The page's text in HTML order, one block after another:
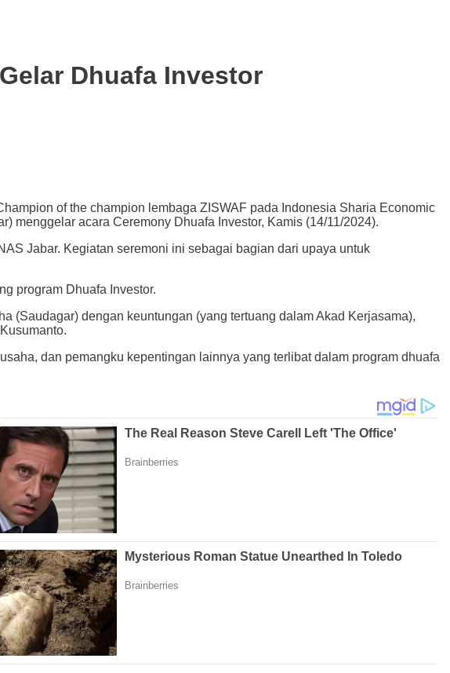
Dhuafa Investor
of the champion lembaga ZISWAF pada Indonesia Sharia Economic
menggelar acara Ceremony Dhuafa Investor, Kamis (14/11/2024).
Jabar. Kegiatan seremoni ini sebagai bagian dari upaya untuk
program Dhuafa Investor.
(Saudagar) dengan keuntungan (yang tertuang dalam Akad Kerjasama),
dan pemangku kepentingan lainnya yang terlibat dalam program dhuafa